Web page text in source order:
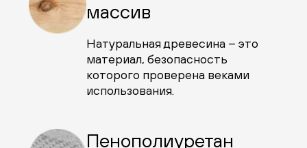
массив
Натуральная древесина – это
материал, безопасность
которого проверена веками
использования.
Пенополиуретан